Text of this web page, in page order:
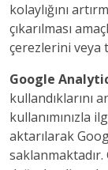
kolaylığını
çıkarılması
çerezlerini veya
Google
kullandıklarını
kullanımınızla
aktarılarak
saklanmaktadır.